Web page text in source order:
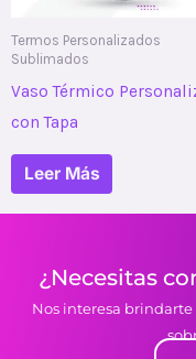
Termos Personalizados
Sublimados
Vaso Térmico
con Tapa
Leer Más
¿Necesitas
Nos interesa